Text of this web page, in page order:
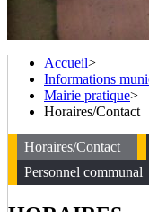
Accueil>
Informations
Mairie pratique>
Horaires/Contact
Horaires/Contact
Personnel communal